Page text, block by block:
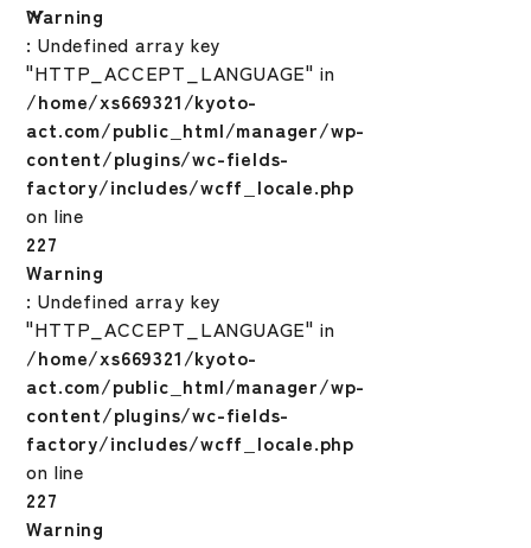
Warning
: Undefined array key
"HTTP_ACCEPT_LANGUAGE" in
/home/xs669321/kyoto-
act.com/public_html/manager/wp-
content/plugins/wc-fields-
factory/includes/wcff_locale.php
on line
227
Warning
: Undefined array key
"HTTP_ACCEPT_LANGUAGE" in
/home/xs669321/kyoto-
act.com/public_html/manager/wp-
content/plugins/wc-fields-
factory/includes/wcff_locale.php
on line
227
Warning